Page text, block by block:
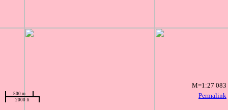
Permalink
500 m
2000 ft
M=1:27 083